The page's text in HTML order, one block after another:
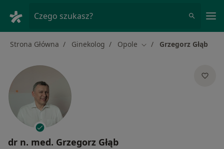
Czego szukasz?
Strona Główna Ginekolog Opole Zmień miasto
Grzegorz Głąb
dr n. med. Grzegorz Głąb